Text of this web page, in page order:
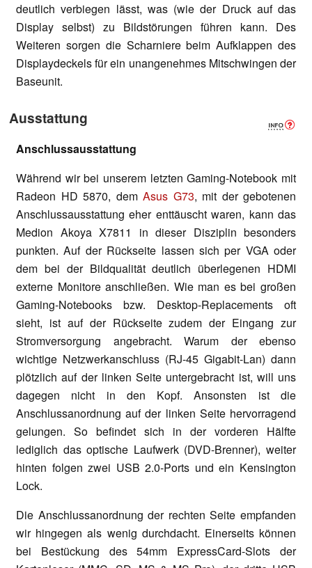
deutlich verbiegen lässt, was (wie der Druck auf das
Display selbst) zu Bildstörungen führen kann. Des
Weiteren sorgen die Scharniere beim Aufklappen des
Displaydeckels für ein unangenehmes Mitschwingen der
Baseunit.
Ausstattung
Anschlussausstattung
Während wir bei unserem letzten Gaming-Notebook mit
Radeon HD 5870, dem Asus G73, mit der gebotenen
Anschlussausstattung eher enttäuscht waren, kann das
Medion Akoya X7811 in dieser Disziplin besonders
punkten. Auf der Rückseite lassen sich per VGA oder
dem bei der Bildqualität deutlich überlegenen HDMI
externe Monitore anschließen. Wie man es bei großen
Gaming-Notebooks bzw. Desktop-Replacements oft
sieht, ist auf der Rückseite zudem der Eingang zur
Stromversorgung angebracht. Warum der ebenso
wichtige Netzwerkanschluss (RJ-45 Gigabit-Lan) dann
plötzlich auf der linken Seite untergebracht ist, will uns
dagegen nicht in den Kopf. Ansonsten ist die
Anschlussanordnung auf der linken Seite hervorragend
gelungen. So befindet sich in der vorderen Hälfte
lediglich das optische Laufwerk (DVD-Brenner), weiter
hinten folgen zwei USB 2.0-Ports und ein Kensington
Lock.
Die Anschlussanordnung der rechten Seite empfanden
wir hingegen als wenig durchdacht. Einerseits können
bei Bestückung des 54mm ExpressCard-Slots der